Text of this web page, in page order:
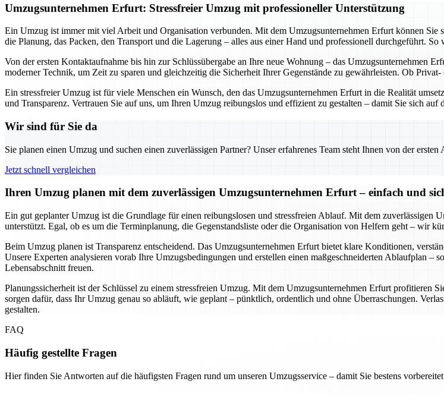
Umzugsunternehmen Erfurt: Stressfreier Umzug mit professioneller Unterstützung
Ein Umzug ist immer mit viel Arbeit und Organisation verbunden. Mit dem Umzugsunternehmen Erfurt können Sie
die Planung, das Packen, den Transport und die Lagerung – alles aus einer Hand und professionell durchgeführt.
Von der ersten Kontaktaufnahme bis hin zur Schlüssübergabe an Ihre neue Wohnung – das Umzugsunternehmen
moderner Technik, um Zeit zu sparen und gleichzeitig die Sicherheit Ihrer Gegenstände zu gewährleisten. Ob
Ein stressfreier Umzug ist für viele Menschen ein Wunsch, den das Umzugsunternehmen Erfurt in die Realität
und Transparenz. Vertrauen Sie auf uns, um Ihren Umzug reibungslos und effizient zu gestalten – damit Sie sich
Wir sind für Sie da
Sie planen einen Umzug und suchen einen zuverlässigen Partner? Unser erfahrenes Team steht Ihnen von der
Jetzt schnell vergleichen
Ihren Umzug planen mit dem zuverlässigen Umzugsunternehmen Erfurt – einfach und
Ein gut geplanter Umzug ist die Grundlage für einen reibungslosen und stressfreien Ablauf. Mit dem zuverlässigen
unterstützt. Egal, ob es um die Terminplanung, die Gegenstandsliste oder die Organisation von Helfern geht – wir
Beim Umzug planen ist Transparenz entscheidend. Das Umzugsunternehmen Erfurt bietet klare Konditionen,
Unsere Experten analysieren vorab Ihre Umzugsbedingungen und erstellen einen maßgeschneiderten Ablaufplan –
Lebensabschnitt freuen.
Planungssicherheit ist der Schlüssel zu einem stressfreien Umzug. Mit dem Umzugsunternehmen Erfurt profitieren
sorgen dafür, dass Ihr Umzug genau so abläuft, wie geplant – pünktlich, ordentlich und ohne Überraschungen.
gestalten.
FAQ
Häufig gestellte Fragen
Hier finden Sie Antworten auf die häufigsten Fragen rund um unseren Umzugsservice – damit Sie bestens